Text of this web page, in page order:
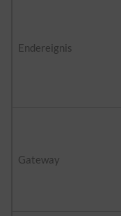
Endereignis
Gateway